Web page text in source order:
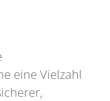
eine Vielzahl